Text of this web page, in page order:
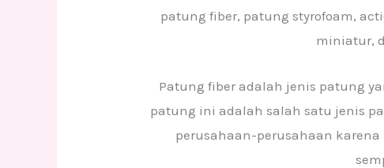
patung fiber, patung styrofoam,
miniatur,
Patung fiber adalah jenis patung
patung ini adalah salah satu jenis
perusahaan-perusahaan